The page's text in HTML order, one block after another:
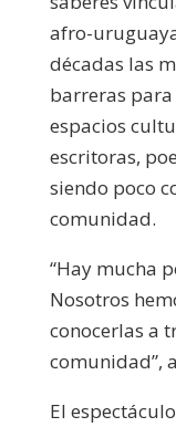
afro-
décadas las
barreras
espacios
escritoras,
siendo poco
comunidad.
“Hay mucha
Nosotros
conocerlas a
comunidad”,
El